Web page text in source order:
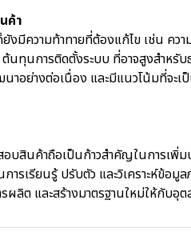
ค้า
งมีความท้าทายที่ต้องแก้ไข เช่น คว
ทุนการติดตั้งระบบ ที่อาจสูงสำหรับ
อย่างต่อเนื่อง และมีแนวโน้มที่จะเ
บสินค้าถือเป็นก้าวสำคัญในการเพิ่
รเรียนรู้ ปรับตัว และวิเคราะห์ข้อมู
ลิต และสร้างมาตรฐานใหม่ให้กับอุ